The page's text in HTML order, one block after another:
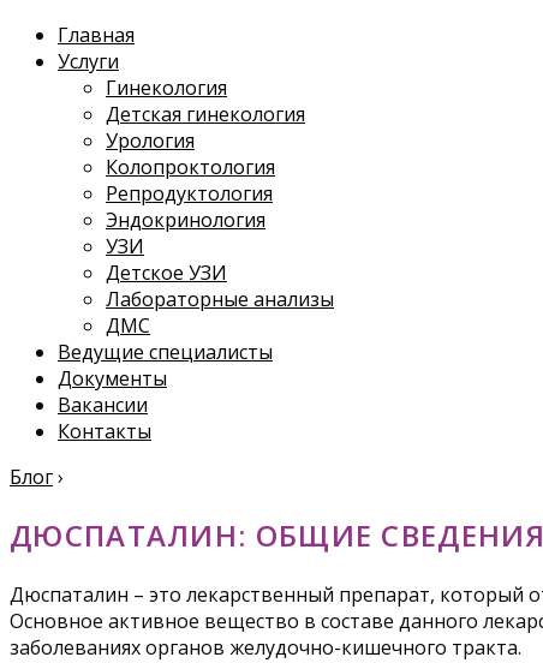
Главная
Услуги
Гинекология
Детская гинекология
Урология
Колопроктология
Репродуктология
Эндокринология
УЗИ
Детское УЗИ
Лабораторные анализы
ДМС
Ведущие специалисты
Документы
Вакансии
Контакты
Блог›
ДЮСПАТАЛИН: ОБЩИЕ СВЕДЕНИЯ
Дюспаталин – это лекарственный препарат, который
Основное активное вещество в составе данного
заболеваниях органов желудочно-кишечного тракта.